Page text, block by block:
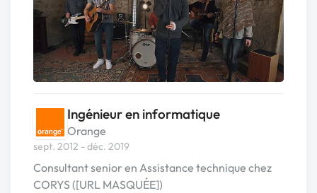
Ingénieur en informatique
Orange
sept. 2012 - déc. 2019
Consultant senior en Assistance technique chez
CORYS ([URL MASQUÉE])